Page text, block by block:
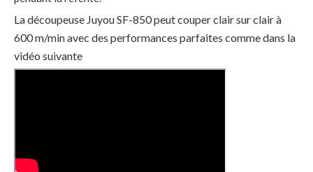
La découpeuse Juyou SF-850 peut couper clair sur clair à
600 m/min avec des performances parfaites comme dans la
vidéo suivante